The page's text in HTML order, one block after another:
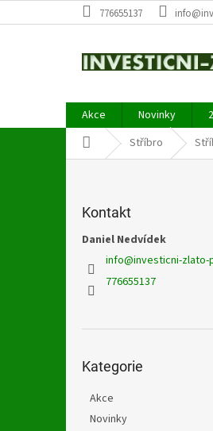
na
776655137
Akce Novinky
Domů Stříbro
Kontakt
Daniel Nedvídek
info@investicni-zlato-
776655137
kategorie
Kategorie
Akce
Novinky